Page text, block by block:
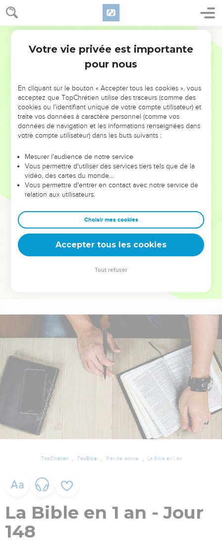
NE MANQUEZ PAS L’ÉVÉNEMENT
DE L’ANNÉE !
ET SI LEURS ERREURS POUVAIENT VOUS ÉVITER LES
VOTRES ?
leur foi ou leur vision. Mais on voit moins les doutes, les erreurs
et les saisons difficiles qu'ils ont traversés, alors même que ce
sont elles qui les ont façonnés.
Dans cette conférence, leaders, entrepreneurs, et responsables
clés pour avancer avec plus de sagesse afin que leurs erreurs
deviennent vos tremplins. Que vous guidiez un ministère, une
équipe, un groupe ou une famille, leur expérience est faite
TopChrétien TopBible Plan de lecture La Bible en 1 an
La Bible en 1 an - Jour
148
Votre vie privée est importante
pour nous
En cliquant sur le bouton « Accepter tous les cookies », vous
acceptez que TopChrétien utilise des traceurs (comme des
cookies ou l'identifiant unique de votre compte utilisateur) et
traite vos données à caractère personnel (comme vos
données de navigation et les informations renseignées dans
votre compte utilisateur) dans les buts suivants :
Mesurer l'audience de notre service
Vous permettre d'utiliser des services tiers tels que de la
vidéo, des cartes du monde…
Vous permettre d'entrer en contact avec notre service de
relation aux utilisateurs.
Choisir mes cookies
Accepter tous les cookies
Tout refuser